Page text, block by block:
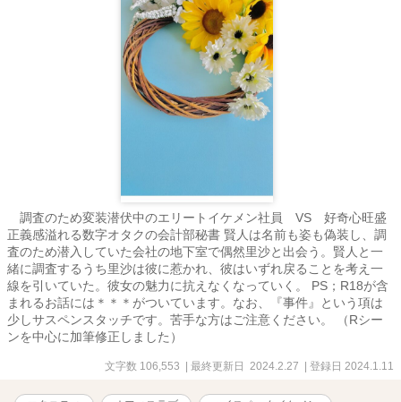
調査のため変装潜伏中のエリートイケメン社員 VS 好奇心旺盛
正義感溢れる数字オタクの会計部秘書 賢人は名前も姿も偽装し、調
査のため潜入していた会社の地下室で偶然里沙と出会う。賢人と一
緒に調査するうち里沙は彼に惹かれ、彼はいずれ戻ることを考え一
線を引いていた。彼女の魅力に抗えなくなっていく。 PS；R18が含
まれるお話には＊＊＊がついています。なお、『事件』という項は
少しサスペンスタッチです。苦手な方はご注意ください。 （Rシー
ンを中心に加筆修正しました）
文字数 106,553 | 最終更新日 2024.2.27 | 登録日 2024.1.11